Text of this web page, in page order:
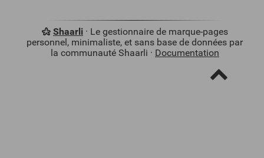
Shaarli· Le gestionnaire de marque-pages
personnel, minimaliste, et sans base de données par
la communauté Shaarli · Documentation